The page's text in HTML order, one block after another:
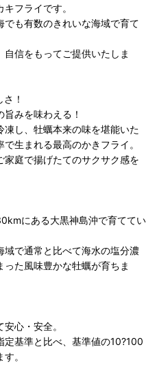
フライです。
も有数のきれいな海域で育て
信をもってご提供いたしま
！
みを味わえる！
し、牡蠣本来の味を堪能いた
生まれる最高のかきフライ。
庭で揚げたてのサクサク感を
にある大黒神島沖で育ててい
で通常と比べて海水の塩分濃
た風味豊かな牡蠣が育ちま
心・安全。
基準と比べ、基準値の10?100
。